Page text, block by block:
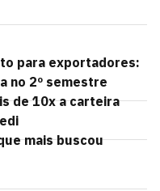
para exportadores:
no 2º semestre
de 10x a carteira
mais buscou